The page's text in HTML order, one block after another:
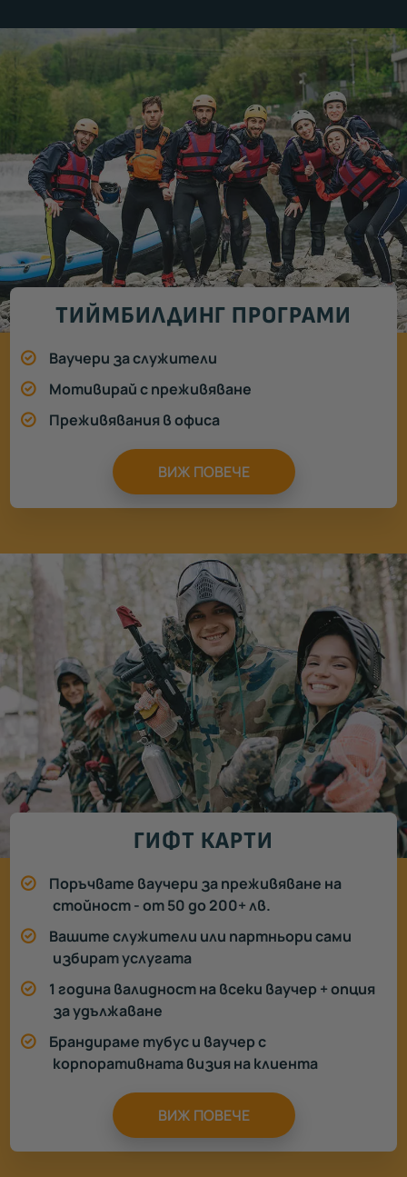
ТИЙМБИЛДИНГ ПРОГРАМИ
Ваучери за служители
Мотивирай с преживяване
Преживявания в офиса
ВИЖ ПОВЕЧЕ
ГИФТ КАРТИ
Поръчвате ваучери за преживяване на
стойност - от 50 до 200+ лв.
Вашите служители или партньори сами
избират услугата
1 година валидност на всеки ваучер + опция
за удължаване
Брандираме тубус и ваучер с
корпоративната визия на клиента
ВИЖ ПОВЕЧЕ